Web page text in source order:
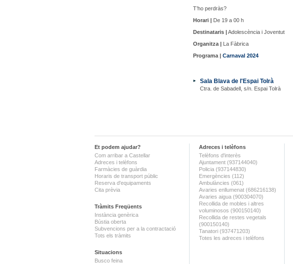
T’ho perdràs?
Horari | De 19 a 00 h
Destinataris |Adolescència i Joventut
Organitza | La Fàbrica
Programa | Carnaval 2024
Sala Blava de l'Espai Tolrà
Ctra. de Sabadell, s/n. Espai Tolrà
Et podem ajudar?
Com arribar a Castellar
Adreces i telèfons
Farmàcies de guàrdia
Horaris de transport públic
Reserva d'equipaments
Cita prèvia
Tràmits Freqüents
Instància genèrica
Bústia oberta
Subvencions per a la contractació
Tots els tràmits
Situacions
Busco feina
Adreces i telèfons
Telèfons d'interès
Ajuntament (937144040)
Policia (937144830)
Emergències (112)
Ambulàncies (061)
Avaries enllumenat (686216138)
Avaries aigua (900304070)
Recollida de mobles i altres
voluminosos (900150140)
Recollida de restes vegetals
(900150140)
Tanatori (937471203)
Totes les adreces i telèfons